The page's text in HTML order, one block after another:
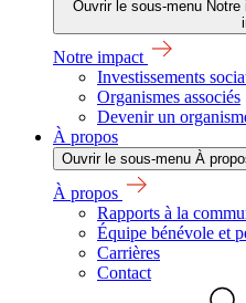
Ouvrir le sous-menu Notre
Notre impact
Investissements
Organismes associés
Devenir un
À propos
Ouvrir le sous-menu À
À propos
Rapports à la
Équipe bénévole et
Carrières
Contact